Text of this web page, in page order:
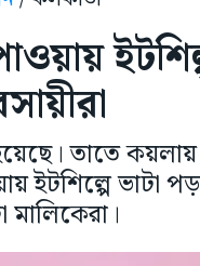
তাতে
ইটশিল্পে ভাটা
মালিকেরা।